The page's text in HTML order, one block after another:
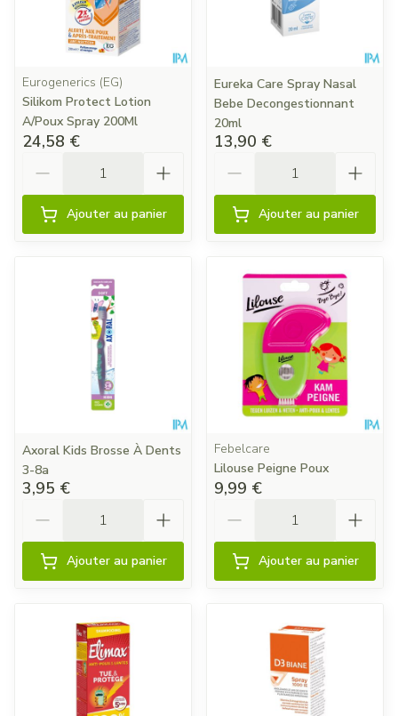
Eurogenerics (EG)
Silikom Protect Lotion
A/Poux Spray 200Ml
24,58 €
Ajouter au panier
Eureka Care Spray Nasal
Bebe Decongestionnant
20ml
13,90 €
Ajouter au panier
Axoral Kids Brosse À Dents
3-8a
3,95 €
Ajouter au panier
Febelcare
Lilouse Peigne Poux
9,99 €
Ajouter au panier